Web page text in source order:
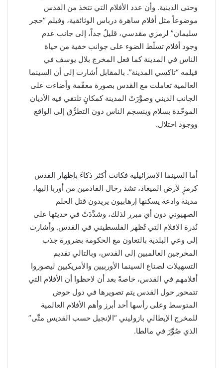
وحتى الدينية. وأن عدد الأفلام التي تتخذ من القدس
موضوعاً مثل أفلام ساهرة درباس الوثائقية، وفيلم “حجر
سليمان” لرمزي مقدسي، قليلٌ جداً، إلى جانب عدم
وجود أفلام تسلّط الضوء على جوانب خفية من حياة
الناس في المدينة كما فعل المخرج بلال يوسف في
فيلمه “تاكسي المدينة”. بالمقابل أشارت إلى أن السينما
العالمية تعاملت مع القدس بصورة معقّمة وأضاءت على
الجانب الديني وصوَّرَتْ المدينة كمكانٍ تلتقي فيه الأديان
الموحّدة بسلام وينسجم الناس دون التطرُّق إلى الواقع
ووجود احتلال.
أما السينما الإسرائيلية فكانت أكثر ذكاءً بإظهار القدس
كرمزٍ لأرض الميعاد، تشد رحال القادمين من أوربا إليها،
مدينة وادعة يسكنها إرهابيون يريدون قتل الحلم
الصهيوني دون أي مبرر لذلك، وشدَّدَتْ في حديثها على
نُدرة الافلام التي تُظهر الفلسطيني في القدس. وأشارت
إلى وعي البلدية بالتعاون مع الحكومة بضرورة جذب
المخرجين العالميين إلى القدس، وبالتالي تقديم
التسهيلات لصناع السينما الأوربيين والأمريكيين ليصوروا
أفلامهم في القدس، خاصةً بعد أن لاحظوا أن الأفلام التي
تتمحور حول القدس يتم تصويرها في دول حوض
المتوسط وعلى رأسها أحد أبرز وأهم الأفلام العالمية
للمخرج الإيطالي بازوليني “الإنجيل حسب القديس متَّى”
الذي صُوَّرَ في مالطا.